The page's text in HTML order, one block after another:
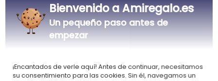
Certificada
Ecovadis Silver
Miembro del
Global Compact
Nuestro enfoque RSE
Bienvenido a Amiregalo.es
Un pequeño paso antes de
empezar
¡Encantados de verle aquí! Antes de continuar, necesitamos
su consentimiento para las cookies. Sin él, navegamos un